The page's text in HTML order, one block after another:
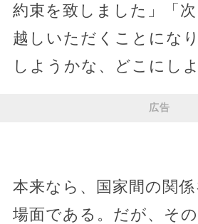
約束を致しました」「
越しいただくことにな
しようかな、どこにし
広告
本来なら、国家間の関
場面である。だが、そ